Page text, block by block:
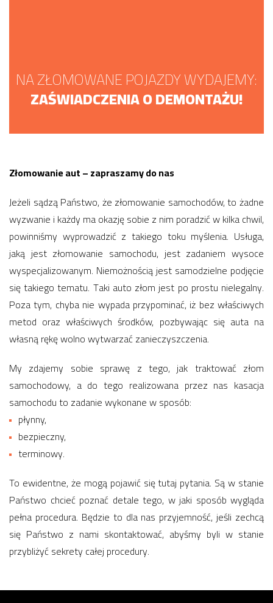
NA ZŁOMOWANE POJAZDY WYDAJEMY:
ZAŚWIADCZENIA O DEMONTAŻU!
Złomowanie aut – zapraszamy do nas
Jeżeli sądzą Państwo, że złomowanie samochodów, to żadne
wyzwanie i każdy ma okazję sobie z nim poradzić w kilka chwil,
powinniśmy wyprowadzić z takiego toku myślenia. Usługa,
jaką jest złomowanie samochodu, jest zadaniem wysoce
wyspecjalizowanym. Niemożnością jest samodzielne podjęcie
się takiego tematu. Taki auto złom jest po prostu nielegalny.
Poza tym, chyba nie wypada przypominać, iż bez właściwych
metod oraz właściwych środków, pozbywając się auta na
własną rękę wolno wytwarzać zanieczyszczenia.
My zdajemy sobie sprawę z tego, jak traktować złom
samochodowy, a do tego realizowana przez nas kasacja
samochodu to zadanie wykonane w sposób:
płynny,
bezpieczny,
terminowy.
To ewidentne, że mogą pojawić się tutaj pytania. Są w stanie
Państwo chcieć poznać detale tego, w jaki sposób wygląda
pełna procedura. Będzie to dla nas przyjemność, jeśli zechcą
się Państwo z nami skontaktować, abyśmy byli w stanie
przybliżyć sekrety całej procedury.